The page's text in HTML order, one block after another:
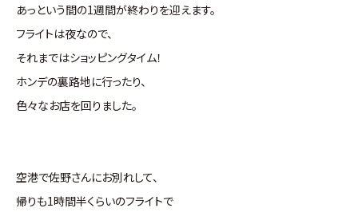
あっという間の1週間が終わりを迎えます。
フライトは夜なので、
それまではショッピングタイム！
ホンデの裏路地に行ったり、
色々なお店を回りました。
空港で佐野さんにお別れして、
帰りも1時間半くらいのフライトで